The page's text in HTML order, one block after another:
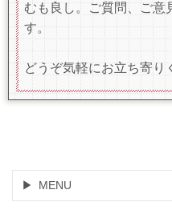
むも良し。ご質問、ご意
す。
どうぞ気軽にお立ち寄り
MENU